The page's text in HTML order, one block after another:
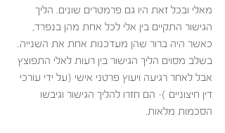
מאלי ובכל זאת היו גם פרמטרים שונים. הליך
הגישור התקיים בין אלי לכל אחת מהן בנפרד,
כאשר היה ברור שהן מעדכנות אחת את השנייה.
בשלב מסוים הליך הגישור בין רעות לאלי התפוצץ
אבל לאחר רגיעה ויעוץ פרטני אישי (על ידי עורכי
דין חיצוניים )- הם חזרו להליך הגישור וגיבשו
הסכמות מלאות.